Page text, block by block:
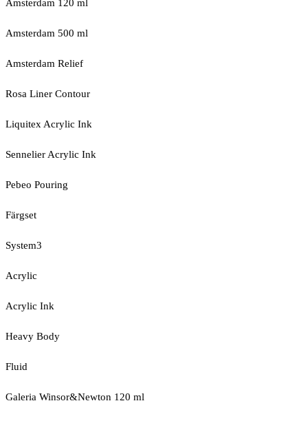
Amsterdam 120 ml
Amsterdam 500 ml
Amsterdam Relief
Rosa Liner Contour
Liquitex Acrylic Ink
Sennelier Acrylic Ink
Pebeo Pouring
Färgset
System3
Acrylic
Acrylic Ink
Heavy Body
Fluid
Galeria Winsor&Newton 120 ml